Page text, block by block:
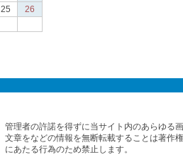
25
26
管理者の許諾を得ずに当サイト内のあらゆる
文章をなどの情報を無断転載することは著作
にあたる行為のため禁止します。